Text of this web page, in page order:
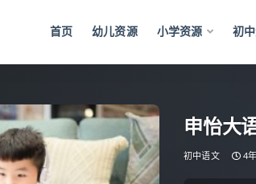
首页 幼儿资源 小学资源 初
申怡大
初中语文 4